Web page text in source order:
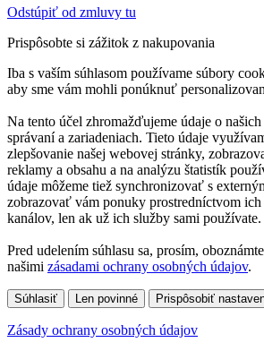
Odstúpiť od zmluvy tu
Prispôsobte si zážitok z nakupovania
Iba s vaším súhlasom používame súbory
aby sme vám mohli ponúknuť
Na tento účel zhromažďujeme údaje o
správaní a zariadeniach. Tieto údaje
zlepšovanie našej webovej stránky,
reklamy a obsahu a na analýzu štatistík
údaje môžeme tiež synchronizovať s
zobrazovať vám ponuky prostredníctvom
kanálov, len ak už ich služby sami používate.
Pred udelením súhlasu sa, prosím,
našimi zásadami ochrany osobných údajov.
Súhlasiť Len povinné Prispôsobiť
Zásady ochrany osobných údajov